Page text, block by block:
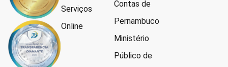
Serviços
Online
Contas de
Pernambuco
Ministério
Público de